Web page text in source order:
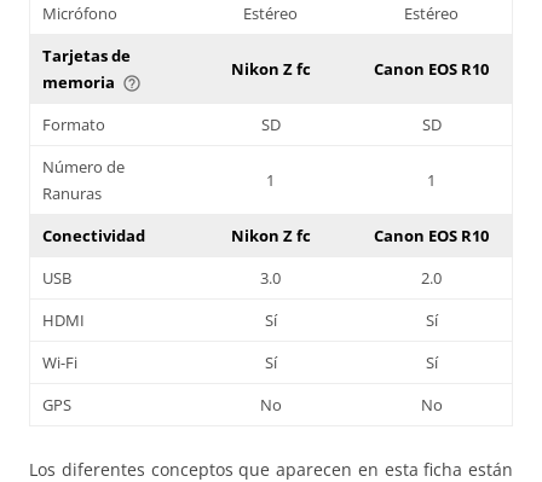
Micrófono
Estéreo
Estéreo
Tarjetas de
memoria help_outline
Nikon Z fc Canon EOS R10
Formato SD
SD
Número de
Ranuras
1 1
Conectividad Nikon Z fc
Canon EOS R10
USB
3.0
2.0
HDMI
Sí
Sí
Wi-Fi
Sí
Sí
GPS
No No
Los diferentes conceptos que aparecen en esta ficha están